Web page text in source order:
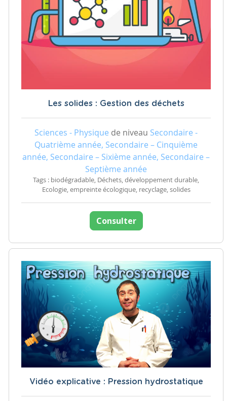
Les solides : Gestion des déchets
Sciences - Physique de niveau Secondaire -
Quatrième année, Secondaire – Cinquième
année, Secondaire – Sixième année, Secondaire –
Septième année
Tags : biodégradable, Déchets, développement durable,
Ecologie, empreinte écologique, recyclage, solides
Consulter
Vidéo explicative : Pression hydrostatique